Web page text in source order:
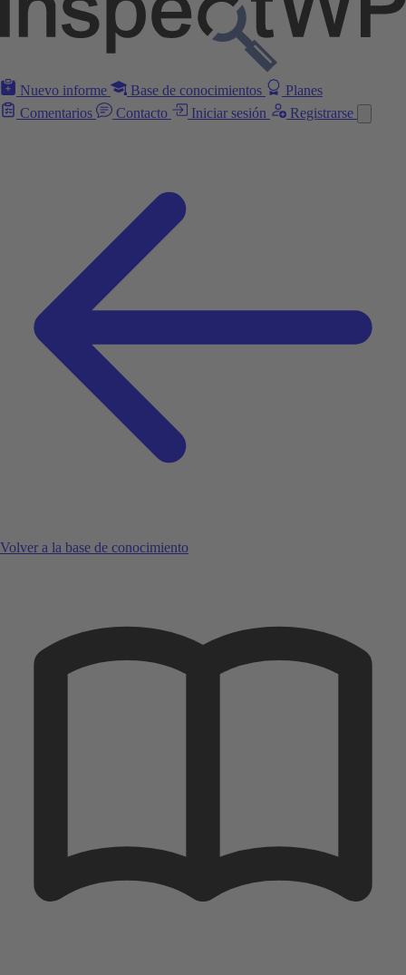
Nuevo informe Base de conocimientos
Planes
Comentarios
Contacto Iniciar sesión Registrarse
Volver a la base de conocimiento